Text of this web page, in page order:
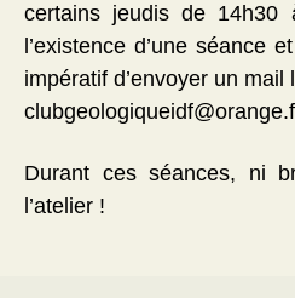
certains jeudis de 14h30
l’existence d’une séance
impératif d’envoyer un mail
Durant ces séances, ni
l’atelier !